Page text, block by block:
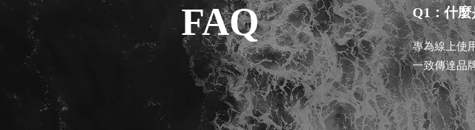
FAQ Q1：什
專為線上使
一致傳達品